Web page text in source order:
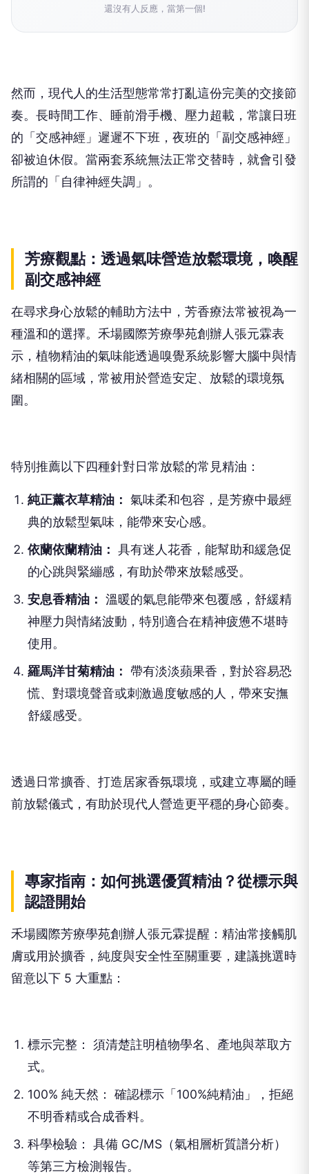
還沒有人反應，當第一個!
然而，現代人的生活型態常常打亂這份完美的交接節
奏。長時間工作、睡前滑手機、壓力超載，常讓日班
的「交感神經」遲遲不下班，夜班的「副交感神經」
卻被迫休假。當兩套系統無法正常交替時，就會引發
所謂的「自律神經失調」。
芳療觀點：透過氣味營造放鬆環境，喚醒
副交感神經
在尋求身心放鬆的輔助方法中，芳香療法常被視為一
種溫和的選擇。禾場國際芳療學苑創辦人張元霖表
示，植物精油的氣味能透過嗅覺系統影響大腦中與情
緒相關的區域，常被用於營造安定、放鬆的環境氛
圍。
特別推薦以下四種針對日常放鬆的常見精油：
純正薰衣草精油： 氣味柔和包容，是芳療中最經
典的放鬆型氣味，能帶來安心感。
依蘭依蘭精油： 具有迷人花香，能幫助和緩急促
的心跳與緊繃感，有助於帶來放鬆感受。
安息香精油： 溫暖的氣息能帶來包覆感，舒緩精
神壓力與情緒波動，特別適合在精神疲憊不堪時
使用。
羅馬洋甘菊精油：
帶有淡淡蘋果香，對於容易恐
慌、對環境聲音或刺激過度敏感的人，帶來安撫
舒緩感受。
透過日常擴香、打造居家香氛環境，或建立專屬的睡
前放鬆儀式，有助於現代人營造更平穩的身心節奏。
專家指南：如何挑選優質精油？從標示與
認證開始
禾場國際芳療學苑創辦人張元霖提醒：精油常接觸肌
膚或用於擴香，純度與安全性至關重要，建議挑選時
留意以下 5 大重點：
標示完整： 須清楚註明植物學名、產地與萃取方
式。
100% 純天然： 確認標示「100%純精油」，拒絕
不明香精或合成香料。
科學檢驗： 具備 GC/MS（氣相層析質譜分析）
等第三方檢測報告。